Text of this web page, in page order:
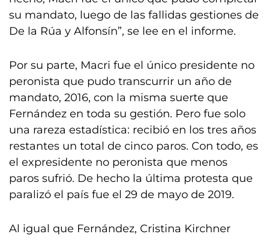
su mandato, luego de las fallidas gestiones de
De la Rúa y Alfonsín”, se lee en el informe.
Por su parte, Macri fue el único presidente no
peronista que pudo transcurrir un año de
mandato, 2016, con la misma suerte que
Fernández en toda su gestión. Pero fue solo
una rareza estadística: recibió en los tres años
restantes un total de cinco paros. Con todo, es
el expresidente no peronista que menos
paros sufrió. De hecho la última protesta que
paralizó el país fue el 29 de mayo de 2019.
Al igual que Fernández, Cristina Kirchner